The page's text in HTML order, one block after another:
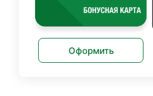
Оформить